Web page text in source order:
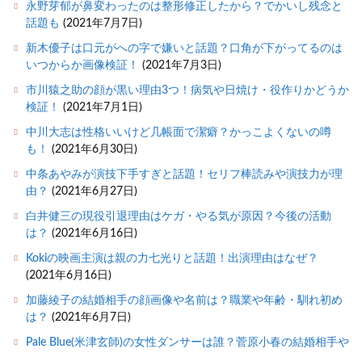
永野芽郁が鼻変わったのは整形修正したから？でかいし残念と
話題も (2021年7月7日)
新木優子は口元がへの字で嫌いと話題？口角が下がってるのは
いつからか画像検証！
(2021年7月3日)
市川猿之助の顔が黒い理由3つ！病気や日焼け・役作りかどうか
検証！
(2021年7月1日)
中川大志は性格いいけど几帳面で潔癖？かっこよくないの噂
も！
(2021年6月30日)
中条あやみが演技下手すぎと話題！セリフ棒読みや演技力が理
由？ (2021年6月27日)
白井健三の現役引退理由はケガ・やる気が原因？今後の活動
は？ (2021年6月16日)
Kokiの映画主演は親の力七光りと話題！出演理由はなぜ？
(2021年6月16日)
加藤綾子の結婚相手の顔画像や名前は？職業や年齢・馴れ初め
は？ (2021年6月7日)
Pale Blue(米津玄師)の女性ダンサーは誰？菅原小春の結婚相手や